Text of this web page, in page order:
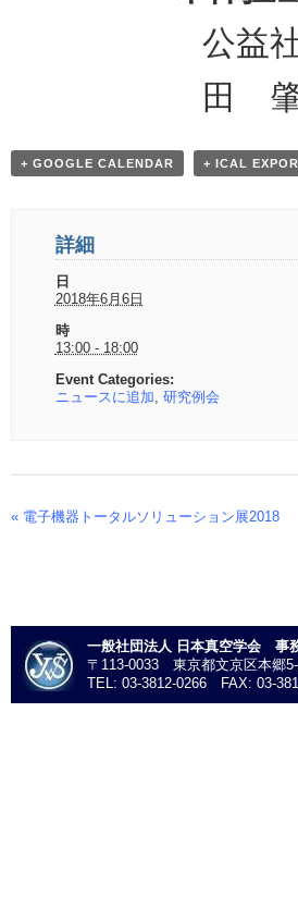
公益
田
+ GOOGLE CALENDAR + ICAL
詳細
日
2018年6月6日
時
13:00 - 18:00
Event Categories:
ニュースに追加, 研究例会
Event
« 電子機器トータルソリューション展2018
一般社団法人 日本真空学会 事
〒113-0033 東京都文京区本郷
TEL: 03-3812-0266 FAX: 03-